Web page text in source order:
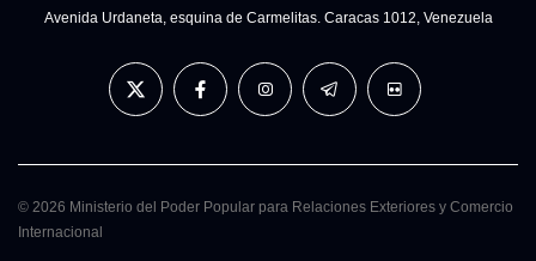
Avenida Urdaneta, esquina de Carmelitas. Caracas 1012, Venezuela
© 2026 Ministerio del Poder Popular para Relaciones Exteriores y Comercio
Internacional